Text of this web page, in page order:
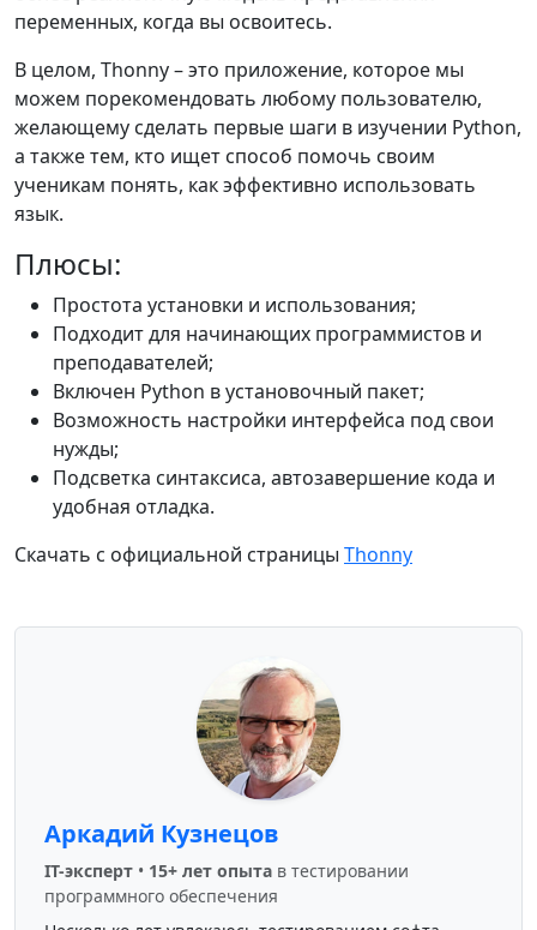
переменных, когда вы освоитесь.
В целом, Thonny – это приложение, которое мы
можем порекомендовать любому пользователю,
желающему сделать первые шаги в изучении Python,
а также тем, кто ищет способ помочь своим
ученикам понять, как эффективно использовать
язык.
Плюсы:
Простота установки и использования;
Подходит для начинающих программистов и
преподавателей;
Включен Python в установочный пакет;
Возможность настройки интерфейса под свои
нужды;
Подсветка синтаксиса, автозавершение кода и
удобная отладка.
Скачать с официальной страницы Thonny
Аркадий Кузнецов
IT-эксперт • 15+ лет опыта в тестировании
программного обеспечения